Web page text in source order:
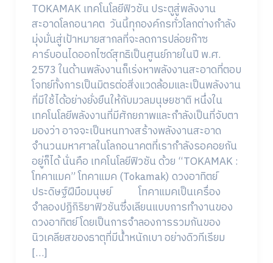
TOKAMAK เทคโนโลยีฟิวชัน ประตูสู่พลังงาน
สะอาดโลกอนาคต วันนี้ทุกองค์กรทั่วโลกต่างกำลัง
มุ่งมั่นสู่เป้าหมายสากลที่จะลดการปล่อยก๊าซ
คาร์บอนไดออกไซด์สุทธิเป็นศูนย์ภายในปี พ.ศ.
2573 ในด้านพลังงานก็เร่งหาพลังงานสะอาดที่ตอบ
โจทย์ทั้งการเป็นมิตรต่อสิ่งแวดล้อมและเป็นพลังงาน
ที่มีใช้ได้อย่างยั่งยืนให้กับมวลมนุษยชาติ หนึ่งใน
เทคโนโลยีพลังงานที่มีศักยภาพและกำลังเป็นที่จับตา
มองว่า อาจจะเป็นหนทางสร้างพลังงานสะอาด
จำนวนมหาศาลในโลกอนาคตที่เรากำลังรอคอยกัน
อยู่ก็ได้ นั่นคือ เทคโนโลยีฟิวชัน ด้วย “TOKAMAK :
โทคาแมค” โทคาแมค (Tokamak) ดวงอาทิตย์
ประดิษฐ์ฝีมือมนุษย์ โทคาแมคเป็นเครื่อง
จำลองปฏิกิริยาฟิวชันซึ่งเลียนแบบการทำงานของ
ดวงอาทิตย์ โดยเป็นการจำลองการรวมกันของ
นิวเคลียสของธาตุที่มีน้ำหนักเบา อย่างดิวทีเรียม
[…]